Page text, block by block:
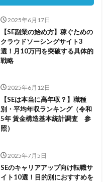
2025年6月17日
【SE副業の始め方】稼ぐための
クラウドソーシングサイト3
選！月10万円を突破する具体的
戦略
2025年6月12日
【SEは本当に高年収？】職種
別・平均年収ランキング（令和
5年 賃金構造基本統計調査 参
照）
2025年7月5日
SEのキャリアアップ向け転職サ
イト10選！目的別におすすめを